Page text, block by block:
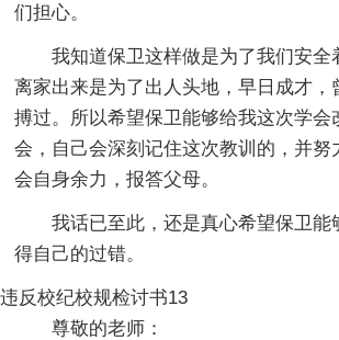
们担心。
我知道保卫这样做是为了我们安全
离家出来是为了出人头地，早日成才，
搏过。所以希望保卫能够给我这次学会
会，自己会深刻记住这次教训的，并努
会自身余力，报答父母。
我话已至此，还是真心希望保卫能
得自己的过错。
违反校纪校规检讨书13
尊敬的老师：